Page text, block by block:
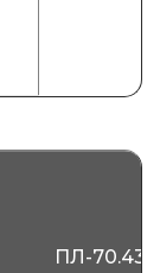
ПЛ-70.43